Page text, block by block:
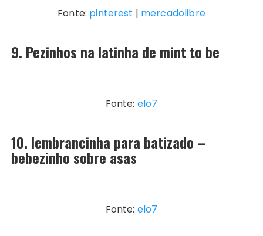
Fonte: pinterest | mercadolibre
9. Pezinhos na latinha de mint to be
Fonte: elo7
10. lembrancinha para batizado –
bebezinho sobre asas
Fonte: elo7